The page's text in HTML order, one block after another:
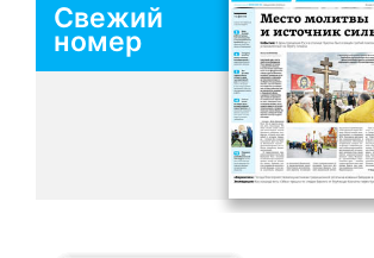
Свежий
номер